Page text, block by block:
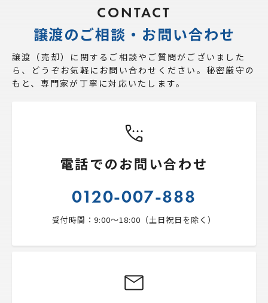
CONTACT
譲渡のご相談・お問い合わせ
譲渡（売却）に関するご相談やご質問がございました
ら、 どうぞお気軽にお問い合わせください。秘密厳守の
もと、専門家が丁寧に対応いたします。
電話でのお問い合わせ
0120-007-888
受付時間：9:00〜18:00（土日祝日を除く）